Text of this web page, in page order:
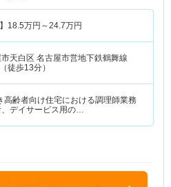
18.5万円～24.7万円
天白区 名古屋市営地下鉄鶴舞線
徒歩13分）
高齢者向け住宅における調理師業務
、デイサービス用の…